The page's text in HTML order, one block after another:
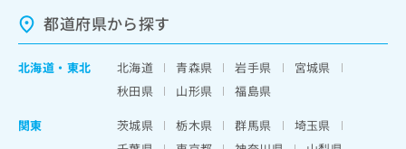
都道府県から探す
北海道 ・ 東北 北海道 青森県 岩手県
宮城県
秋田県
山形県
福島県
関東
茨城県 栃木県 群馬県
埼玉県